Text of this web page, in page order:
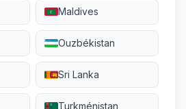
Maldives
Ouzbékistan
Sri Lanka
Turkménistan